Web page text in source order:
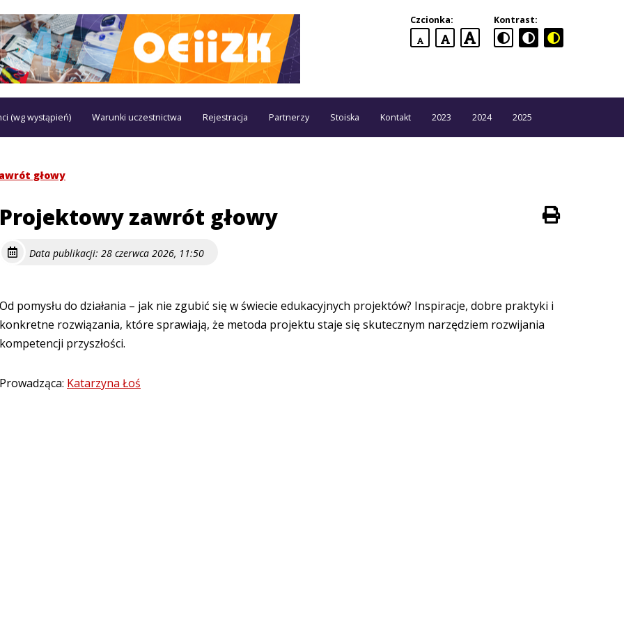
Czcionka:
domyślnawiększanajwiększa
Kontrast:
(wg wystąpień) Warunki uczestnictwa Rejestracja Partnerzy Stoiska Kontakt 2023 2024 2025
głowy
Projektowy zawrót głowy
Drukuj
Data publikacji: 28 czerwca 2026, 11:50
Od pomysłu do działania – jak nie zgubić się w świecie edukacyjnych projektów? Inspiracje, dobre praktyki i
konkretne rozwiązania, które sprawiają, że metoda projektu staje się skutecznym narzędziem rozwijania
kompetencji przyszłości.
Prowadząca: Katarzyna Łoś